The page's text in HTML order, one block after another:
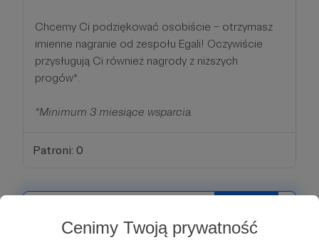
Cenimy Twoją prywatność
Chcemy Ci podziękować osobiście – otrzymasz
imienne nagranie od zespołu Egali! Oczywiście
przysługują Ci również nagrody z niższych
progów*.
*Minimum 3 miesiące wsparcia.
Patroni: 0
555 zł miesięcznie